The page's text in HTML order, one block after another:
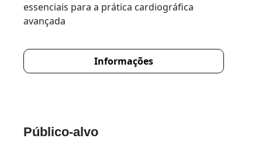
essenciais para a prática cardiográfica
avançada
Informações
Público-alvo